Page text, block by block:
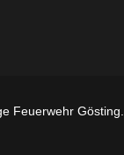
Feuerwehr